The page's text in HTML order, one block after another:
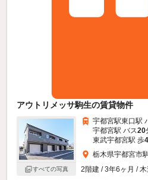
アウトリメッサ駒生の賃貸物件
すべての写真
宇都宮駅東口駅
宇都宮駅 バス20
東武宇都宮駅 歩
栃木県宇都宮市
2階建 / 3年6ヶ月 / 木